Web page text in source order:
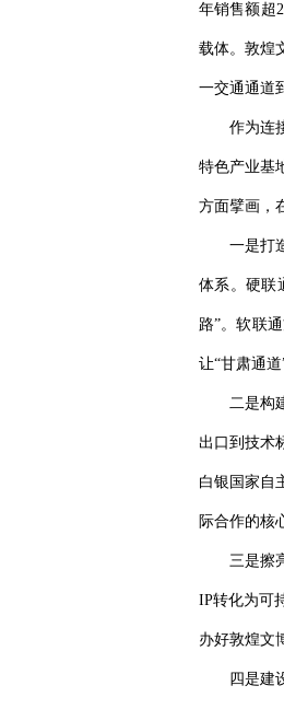
年销售额超
载体。敦煌
一交通通道
作为连
特色产业基
方面擘画，
一是打
体系。硬联
路”。软联
让“甘肃通道
二是构
出口到技术
白银国家自
际合作的核
三是擦
IP转化为可
办好敦煌文
四是建